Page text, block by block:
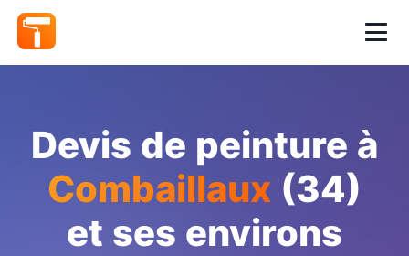
Devis de peinture à
Combaillaux (34)
et ses environs